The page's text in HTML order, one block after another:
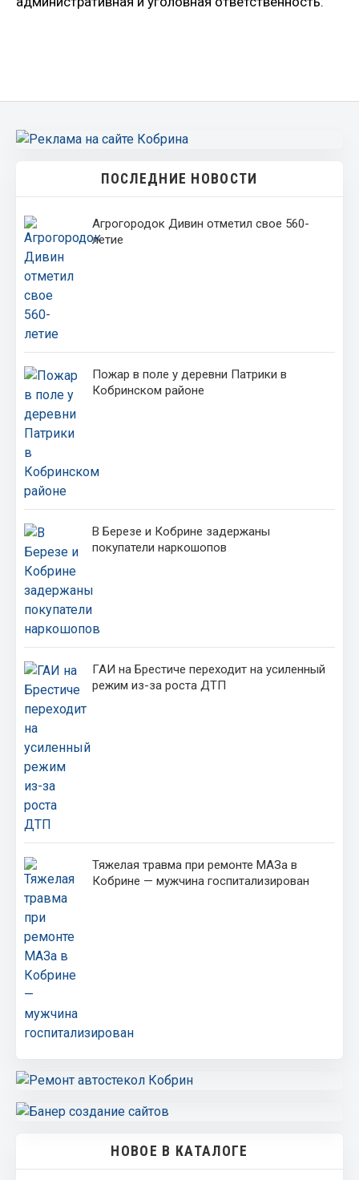
ПОСЛЕДНИЕ НОВОСТИ
Агрогородок Дивин отметил свое 560-
летие
Пожар в поле у деревни Патрики в
Кобринском районе
В Березе и Кобрине задержаны
покупатели наркошопов
ГАИ на Брестиче переходит на усиленный
режим из-за роста ДТП
Тяжелая травма при ремонте МАЗа в
Кобрине — мужчина госпитализирован
НОВОЕ В КАТАЛОГЕ